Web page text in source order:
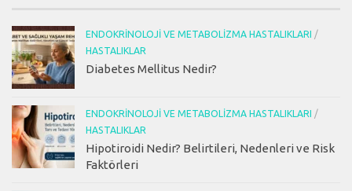
ENDOKRINOLOJI VE METABOLIZMA HASTALIKLARI
/
HASTALIKLAR
Diabetes Mellitus Nedir?
ENDOKRINOLOJI VE METABOLIZMA HASTALIKLARI
/
HASTALIKLAR
Hipotiroidi Nedir? Belirtileri, Nedenleri ve Risk
Faktörleri